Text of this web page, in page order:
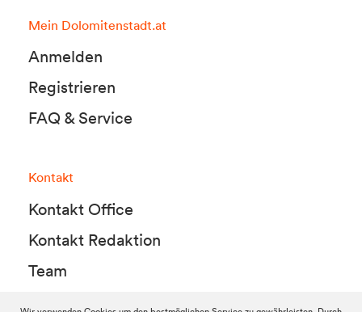
Mein Dolomitenstadt.at
Anmelden
Registrieren
FAQ & Service
Kontakt
Kontakt Office
Kontakt Redaktion
Team